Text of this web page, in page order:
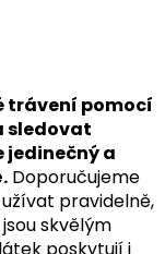
trávení pomocí
sledovat
jedinečný a
Doporučujeme
pravidelně,
skvělým